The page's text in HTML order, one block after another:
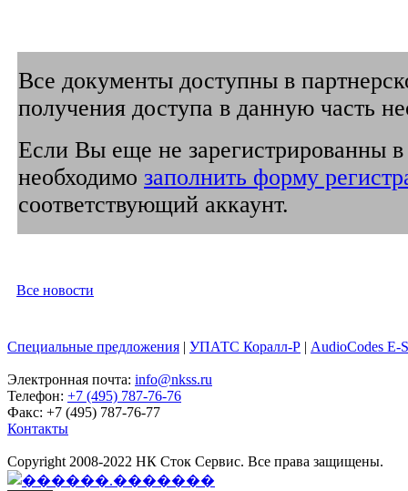
Все документы доступны в
получения доступа в данную часть
Если Вы еще не зарегистрированны в
необходимо заполнить форму
соответствующий аккаунт.
Все новости
Специальные предложения | УПАТС Коралл-Р | AudioCodes E-
Электронная почта: info@nkss.ru
Телефон: +7 (495) 787-76-76
Факс: +7 (495) 787-76-77
Контакты
Copyright 2008-2022 НК Сток Сервис. Все права защищены.